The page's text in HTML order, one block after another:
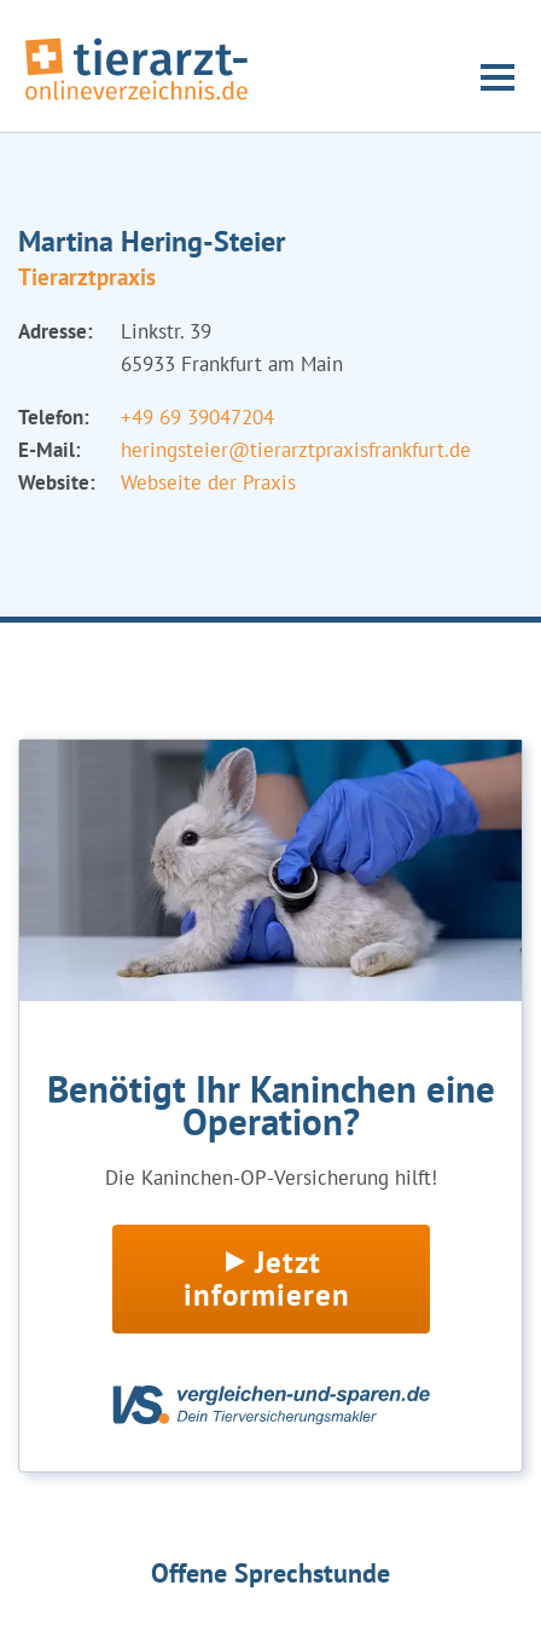
Martina Hering-Steier
Tierarztpraxis
Adresse:
Linkstr. 39
65933 Frankfurt am Main
Telefon:
+49 69 39047204
E-Mail:
heringsteier@tierarztpraxisfrankfurt.de
Website:
Webseite der Praxis
Benötigt Ihr Kaninchen eine
Operation?
Die Kaninchen-OP-Versicherung hilft!
Jetzt
informieren
Offene Sprechstunde